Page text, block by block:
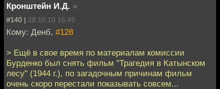
Кронштейн И.Д. »
#140 | 28.10.10 16:45
Кому: Денб, #128
> Ещё в свое время по материалам комиссии
Бурденко был снять фильм "Трагедия в Катынском
лесу" (1944 г.), по загадочным причинам фильм
очень скоро перестали показывать совсем...